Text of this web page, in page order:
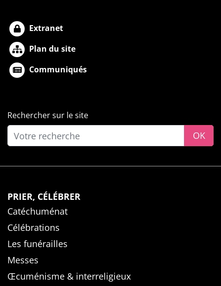
Extranet
Plan du site
Communiqués
Rechercher sur le site
OK
PRIER, CÉLÉBRER
Catéchuménat
Célébrations
Les funérailles
Messes
Œcuménisme & interreligieux